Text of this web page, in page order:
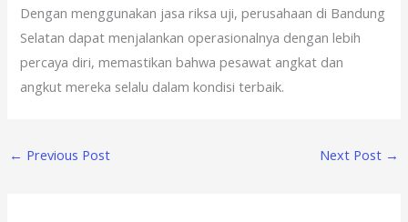
Dengan menggunakan jasa riksa uji, perusahaan di Bandung
Selatan dapat menjalankan operasionalnya dengan lebih
percaya diri, memastikan bahwa pesawat angkat dan
angkut mereka selalu dalam kondisi terbaik.
← Previous Post Next Post →